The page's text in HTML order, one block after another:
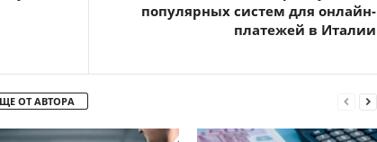
популярных систем для онлайн-
платежей в Италии
ОТ АВТОРА